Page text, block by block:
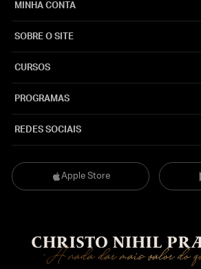
Apple Store
MINHA CONTA
SOBRE O SITE
CURSOS
PROGRAMAS
REDES SOCIAIS